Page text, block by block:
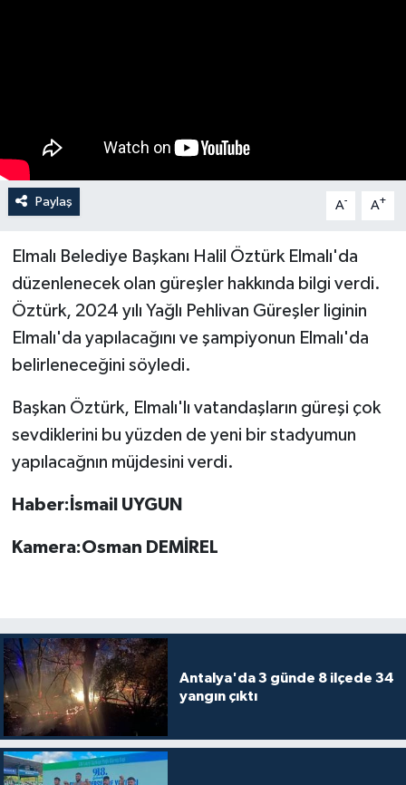
Paylaş A- A+
Elmalı Belediye Başkanı Halil Öztürk Elmalı'da
düzenlenecek olan güreşler hakkında bilgi verdi.
Öztürk, 2024 yılı Yağlı Pehlivan Güreşler liginin
Elmalı'da yapılacağını ve şampiyonun Elmalı'da
belirleneceğini söyledi.
Başkan Öztürk, Elmalı'lı vatandaşların güreşi çok
sevdiklerini bu yüzden de yeni bir stadyumun
yapılacağnın müjdesini verdi.
Haber:İsmail UYGUN
Kamera:Osman DEMİREL
Antalya'da 3 günde 8 ilçede 34
yangın çıktı
Kültür Sanat
Magazin
Öğle Bülteni
Sağlık
Siyaset
Spor